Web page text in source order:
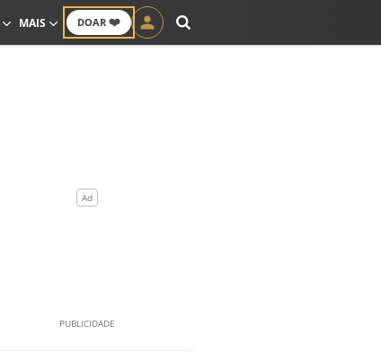
DOAR ❤️
MAIS